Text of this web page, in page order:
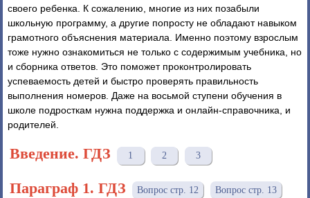
своего ребенка. К сожалению, многие из них позабыли
школьную программу, а другие попросту не обладают навыком
грамотного объяснения материала. Именно поэтому взрослым
тоже нужно ознакомиться не только с содержимым учебника, но
и сборника ответов. Это поможет проконтролировать
успеваемость детей и быстро проверять правильность
выполнения номеров. Даже на восьмой ступени обучения в
школе подросткам нужна поддержка и онлайн-справочника, и
родителей.
Введение. ГДЗ 1 2 3
Параграф 1. ГДЗ Вопрос стр. 12 Вопрос стр. 13